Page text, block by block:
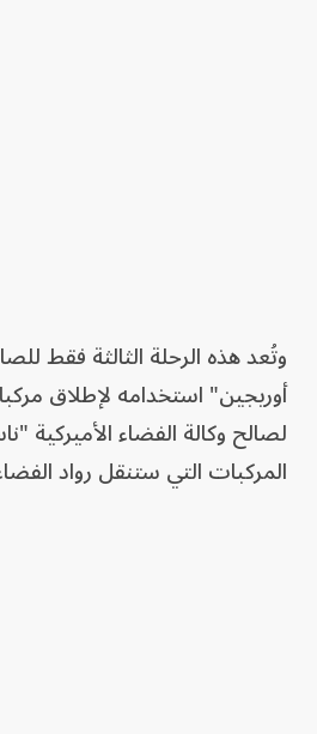
وتُعد هذه الرحلة الثالثة فقط
أوريجين" استخدامه لإطلاق
لصالح وكالة الفضاء الأميركية
المركبات التي ستنقل رواد